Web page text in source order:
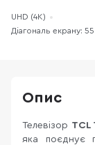
UHD (4K)
Діагональ екрану: 55
Опис
Телевізор TCL
яка поєднує